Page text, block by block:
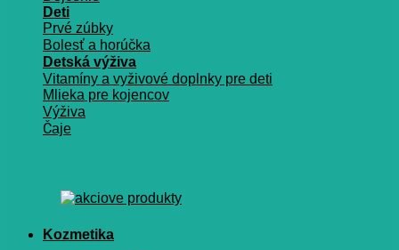
Deti
Prvé zúbky
Bolesť a horúčka
Detská výživa
Vitamíny a vyživové doplnky pre deti
Mlieka pre kojencov
Výživa
Čaje
Kozmetika